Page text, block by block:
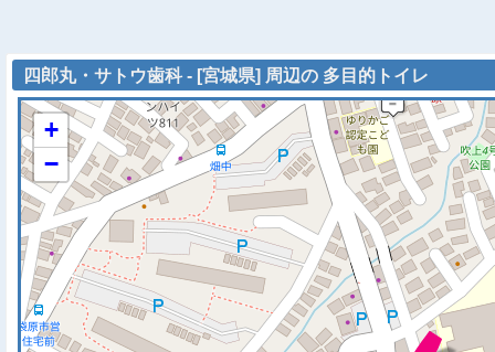
四郎丸・サトウ歯科 - [宮城県] 周辺の 多目的トイレ
+
−